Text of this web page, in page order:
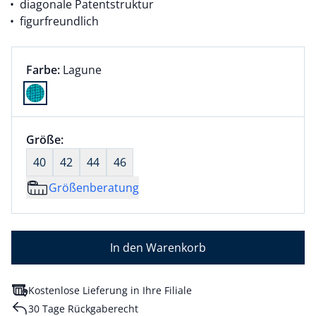
diagonale Patentstruktur
figurfreundlich
Farbauswahl:
Farbe: aktuell ausgewählt:
Lagune
Farbe Lagune ausgewählt
Größenauswahl:
Größe:nichts ausgewählt
40
42 44
46
Größenberatung
In den Warenkorb
Kostenlose Lieferung in Ihre Filiale
30 Tage Rückgaberecht